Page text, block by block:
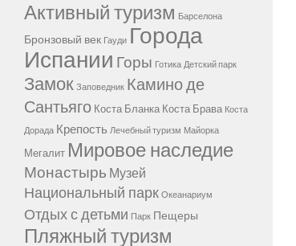
Активный туризм Барселона
Бронзовый век Гауди Города
Испании Горы Готика Детский парк
Замок Заповедник Камино де
Сантьяго Коста Бланка Коста Брава Коста
Дорада Крепость Лечебный туризм Майорка
Мегалит Мировое наследие
Монастырь Музей
Национальный парк Океанариум
Отдых с детьми Парк Пещеры
Пляжный туризм